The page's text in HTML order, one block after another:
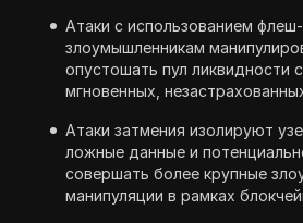
Атаки с использованием
злоумышленникам
опустошать пул ликвидности
мгновенных,
Атаки затмения изолируют
ложные данные и
совершать более крупные
манипуляции в рамках